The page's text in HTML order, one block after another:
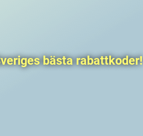
bästa rabattkoder!